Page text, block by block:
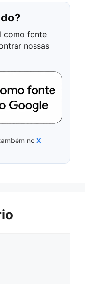
como fonte
nossas
no X